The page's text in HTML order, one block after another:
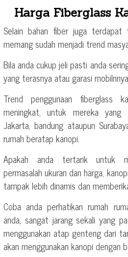
Harga Fiberglass
Selain bahan fiber juga terdapat
memang sudah menjadi trend
Bila anda cukup jeli pasti anda
yang terasnya atau garasi
Trend penggunaan fiberglass
meningkat, untuk mereka
Jakarta, bandung ataupun
rumah beratap kanopi.
Apakah anda tertarik untuk
permasalah ukuran dan harga,
tampak lebih dinamis dan
Coba anda perhatikan rumah
anda, sangat jarang sekali yang
menggunakan atap genteng dari
akan menggunakan kanopi dengan